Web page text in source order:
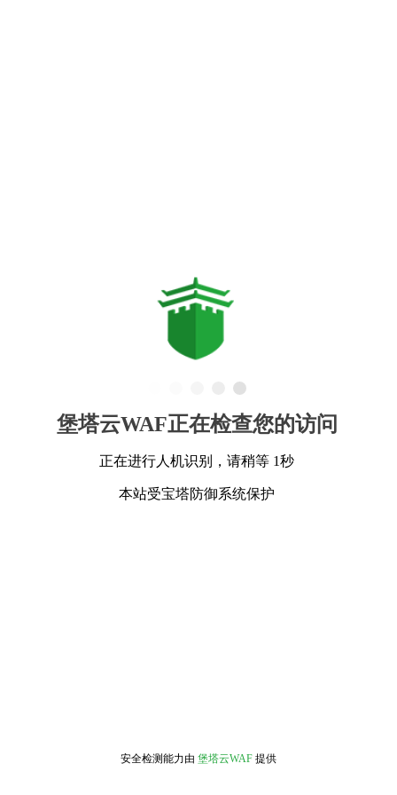
堡塔云WAF正在检查您的访问
正在进行人机识别，请稍等 1秒
本站受宝塔防御系统保护
安全检测能力由 堡塔云WAF 提供